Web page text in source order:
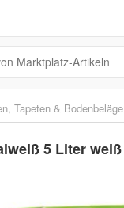
Tapeten & Bodenbeläge
5 Liter weiß